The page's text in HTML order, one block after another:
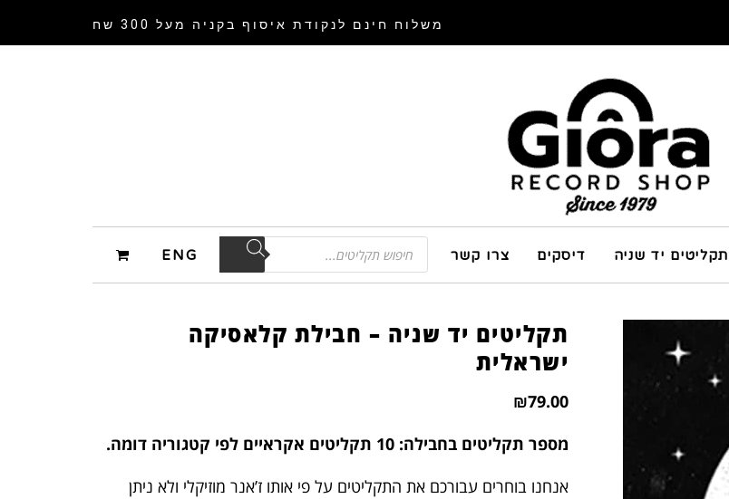
משלוח חינם לנקודת איסוף בקניה מעל 300 שח
תקליטים יד שניה דיסקים צרו קשר ENG
תקליטים יד שניה – חבילת קלאסיקה
ישראלית
₪79.00
מספר תקליטים בחבילה: 10 תקליטים אקראיים לפי קטגוריה דומה.
אנחנו בוחרים עבורכם את התקליטים על פי אותו ז’אנר מוזיקלי ולא ניתן